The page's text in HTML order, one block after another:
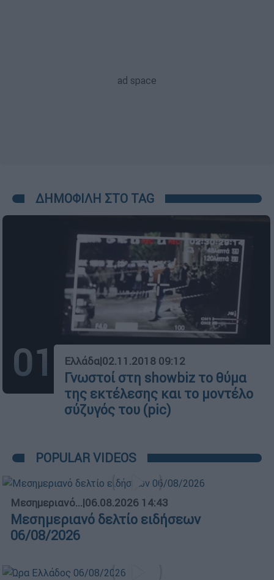
ΔΗΜΟΦΙΛΗ ΣΤΟ TAG
01 Ελλάδα|02.11.2018 09:12
Γνωστοί στη showbiz το θύμα
της εκτέλεσης και το μοντέλο
σύζυγός του (pic)
POPULAR VIDEOS
Μεσημεριανό...|06.08.2026 14:43
Μεσημεριανό δελτίο ειδήσεων
06/08/2026